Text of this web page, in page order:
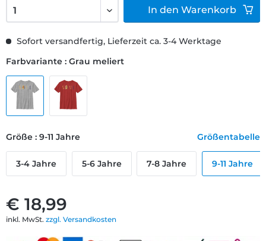
€ 18,99
inkl. MwSt. zzgl. Versandkosten
Sofort versandfertig, Lieferzeit ca. 3-4 Werktage
Farbvariante : Grau meliert
Größe : 9-11 Jahre Größentabelle
3-4 Jahre 5-6 Jahre 7-8 Jahre 9-11 Jahre
In den Warenkorb